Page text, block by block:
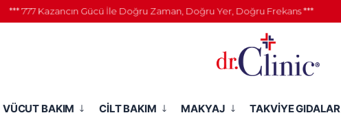
*** 777 Kazancın Gücü İle Doğru Zaman, Doğru Yer, Doğru Frekans ***
VÜCUT BAKIM CİLT BAKIM MAKYAJ TAKVİYE GIDALAR